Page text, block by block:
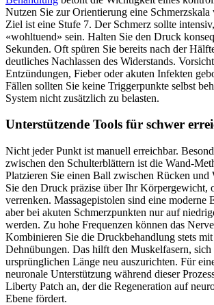
Nutzen Sie zur Orientierung eine
Ziel ist eine Stufe 7. Der Schmerz sollte
«wohltuend» sein. Halten Sie den Druck
Sekunden. Oft spüren Sie bereits nach der
deutliches Nachlassen des Widerstands.
Entzündungen, Fieber oder akuten Infekten
Fällen sollten Sie keine Triggerpunkte selbst
System nicht zusätzlich zu belasten.
Unterstützende Tools für schwer
Nicht jeder Punkt ist manuell erreichbar.
zwischen den Schulterblättern ist die Wand-
Platzieren Sie einen Ball zwischen Rücken und
Sie den Druck präzise über Ihr Körpergewicht,
verrenken. Massagepistolen sind eine moderne
aber bei akuten Schmerzpunkten nur auf
werden. Zu hohe Frequenzen können das
Kombinieren Sie die Druckbehandlung stets mit
Dehnübungen. Das hilft den Muskelfasern,
ursprünglichen Länge neu auszurichten. Für
neuronale Unterstützung während dieser
Liberty Patch an, der die Regeneration auf
Ebene fördert.